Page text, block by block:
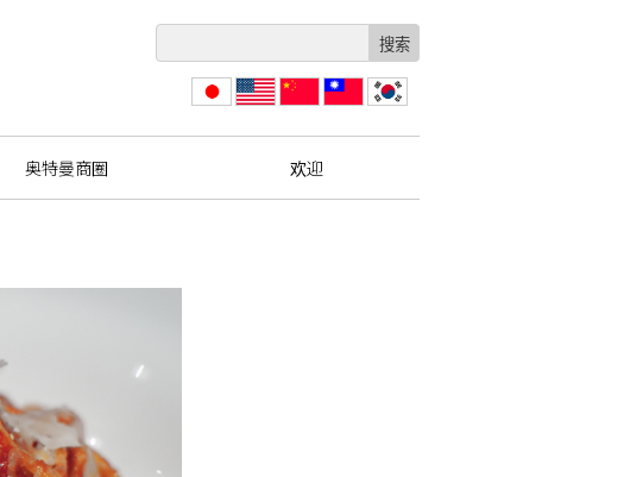
語
中文 中文
奥特曼商圈 欢迎